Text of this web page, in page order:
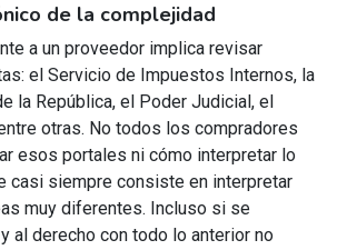
de la complejidad
a un proveedor implica revisar
el Servicio de Impuestos Internos, la
la República, el Poder Judicial, el
otras. No todos los compradores
esos portales ni cómo interpretar lo
casi siempre consiste en interpretar
muy diferentes. Incluso si se
al derecho con todo lo anterior no